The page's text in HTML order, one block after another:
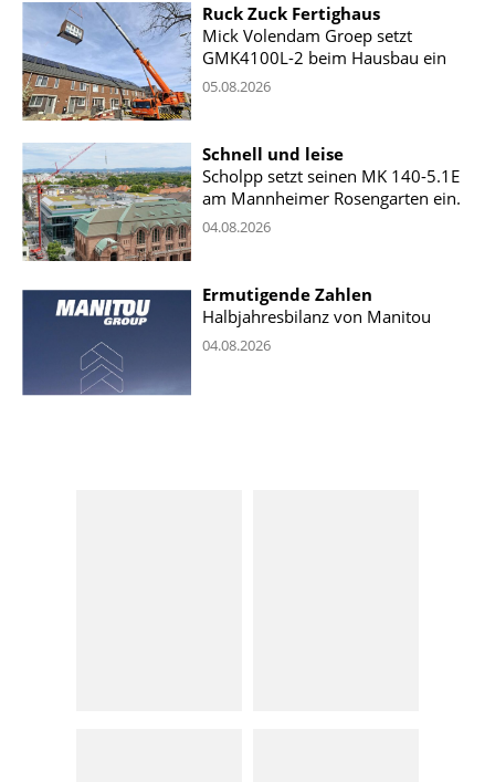
Ruck Zuck Fertighaus
Mick Volendam Groep setzt
GMK4100L-2 beim Hausbau ein
05.08.2026
Schnell und leise
Scholpp setzt seinen MK 140-5.1E
am Mannheimer Rosengarten ein.
04.08.2026
Ermutigende Zahlen
Halbjahresbilanz von Manitou
04.08.2026